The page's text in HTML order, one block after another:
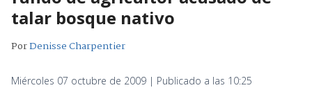
talar bosque nativo
PorDenisse Charpentier
Miércoles 07 octubre de 2009 | Publicado a las 10:25